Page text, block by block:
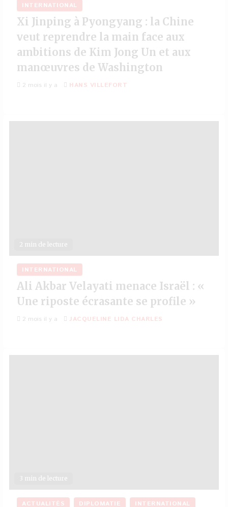
INTERNATIONAL
Xi Jinping à Pyongyang : la Chine
veut reprendre la main face aux
ambitions de Kim Jong Un et aux
manœuvres de Washington
2 mois il y a HANS VILLEFORT
2 min de lecture
INTERNATIONAL
Ali Akbar Velayati menace Israël : «
Une riposte écrasante se profile »
2 mois il y a JACQUELINE LIDA CHARLES
3 min de lecture
ACTUALITÉS DIPLOMATIE INTERNATIONAL